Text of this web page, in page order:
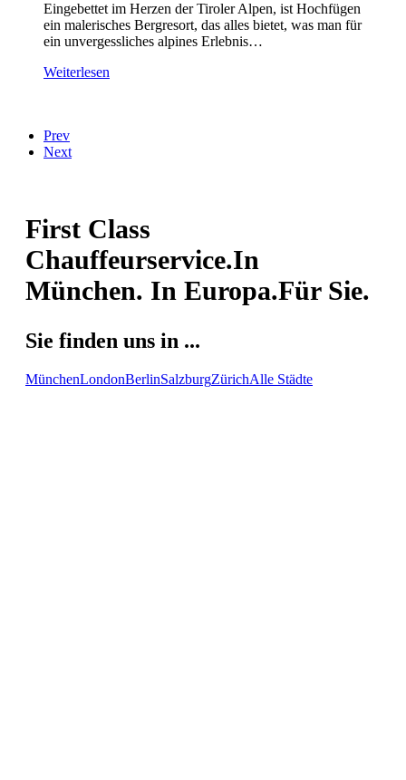
Eingebettet im Herzen der Tiroler Alpen, ist Hochfügen
ein malerisches Bergresort, das alles bietet, was man für
ein unvergessliches alpines Erlebnis…
Weiterlesen
Prev
Next
First Class
Chauffeurservice.In
München. In Europa.Für Sie.
Sie finden uns in ...
MünchenLondonBerlinSalzburgZürichAlle Städte